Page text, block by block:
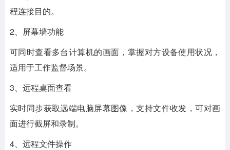
程连接目的。
2、屏幕墙功能
可同时查看多台计算机的画面，掌握对方设备使用状况，
适用于工作监督场景。
3、远程桌面查看
实时同步获取远端电脑屏幕图像，支持文件收发，可对画
面进行截屏和录制。
4、远程文件操作